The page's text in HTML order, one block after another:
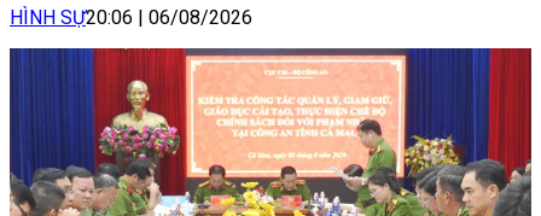
HÌNH SỰ20:06 | 06/08/2026